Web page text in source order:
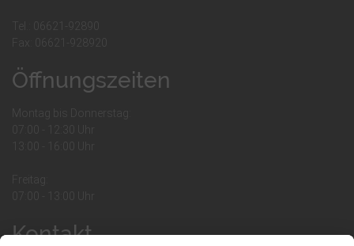
Tel.: 06621-92890
Fax: 06621-928920
Öffnungszeiten
Montag bis Donnerstag:
07:00 - 12:30 Uhr
13:00 - 16:00 Uhr
Freitag:
07:00 - 13:00 Uhr
Kontakt